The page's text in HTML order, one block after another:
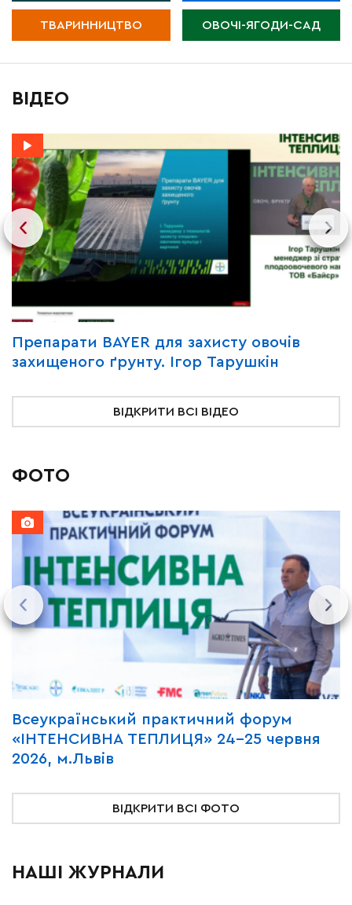
ТВАРИННИЦТВО ОВОЧІ-ЯГОДИ-САД
ВІДЕО
Препарати BAYER для захисту овочів
захищеного ґрунту. Ігор Тарушкін
ВІДКРИТИ ВСІ ВІДЕО
ФОТО
Всеукраїнський практичний форум
«ІНТЕНСИВНА ТЕПЛИЦЯ» 24-25 червня
2026, м.Львів
ВІДКРИТИ ВСІ ФОТО
НАШІ ЖУРНАЛИ